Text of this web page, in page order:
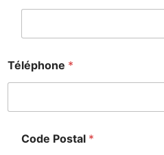
e
Téléphone *
Code Postal *